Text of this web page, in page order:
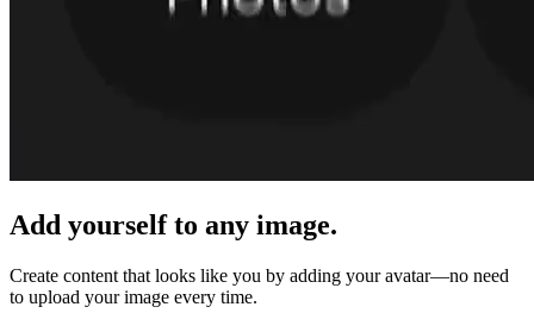
Add yourself to any image.
Create content that looks like you by adding your avatar—no need
to upload your image every time.